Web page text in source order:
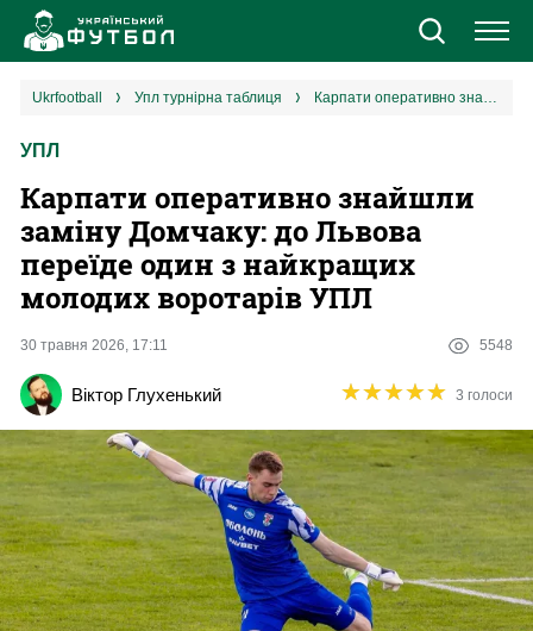
Новини
Єврокубки
УПЛ
Різне
Букмекери
Казино
ukrfootball упл турнірна таблиця Карпати оперативно знайшли заміну Домчаку: до Львова переїде один з найкращих молодих воротарів УПЛ
УПЛ
Карпати оперативно знайшли
заміну Домчаку: до Львова
переїде один з найкращих
молодих воротарів УПЛ
30 травня 2026, 17:11 5548
Віктор Глухенький ★★★★★
★★★★★ 3 голоси